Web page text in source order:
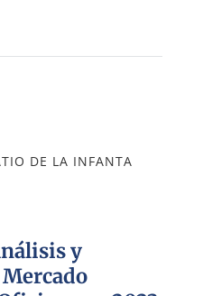
DE LA INFANTA
y